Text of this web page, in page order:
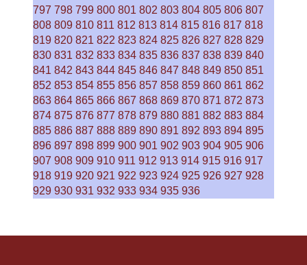
797 798 799 800 801 802 803 804 805 806 807
808 809 810 811 812 813 814 815 816 817 818
819 820 821 822 823 824 825 826 827 828 829
830 831 832 833 834 835 836 837 838 839 840
841 842 843 844 845 846 847 848 849 850 851
852 853 854 855 856 857 858 859 860 861 862
863 864 865 866 867 868 869 870 871 872 873
874 875 876 877 878 879 880 881 882 883 884
885 886 887 888 889 890 891 892 893 894 895
896 897 898 899 900 901 902 903 904 905 906
907 908 909 910 911 912 913 914 915 916 917
918 919 920 921 922 923 924 925 926 927 928
929 930 931 932 933 934 935 936